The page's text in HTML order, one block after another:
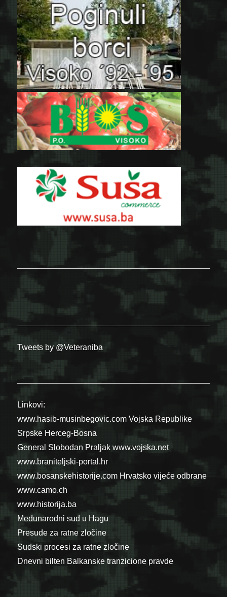
Tweets by @Veteraniba
Linkovi:
www.hasib-musinbegovic.com Vojska Republike
Srpske Herceg-Bosna
General Slobodan Praljak www.vojska.net
www.braniteljski-portal.hr
www.bosanskehistorije.com Hrvatsko vijeće odbrane
www.camo.ch
www.historija.ba
Međunarodni sud u Hagu
Presude za ratne zločine
Sudski procesi za ratne zločine
Dnevni bilten Balkanske tranzicione pravde